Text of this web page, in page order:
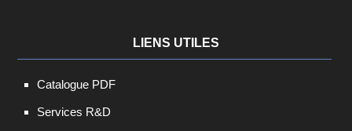
LIENS UTILES
Catalogue PDF
Services R&D